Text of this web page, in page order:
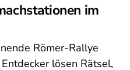
im
Römer-Rallye
lösen Rätsel,